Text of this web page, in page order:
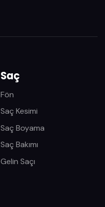
Saç
Fön
Saç Kesimi
Saç Boyama
Saç Bakımı
Gelin Saçı